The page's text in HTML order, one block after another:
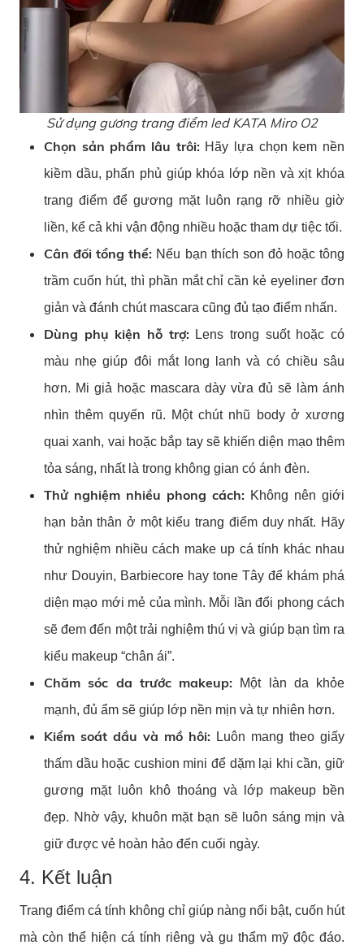
Sử dụng gương trang điểm led KATA Miro O2
Chọn sản phẩm lâu trôi:Hãy lựa chọn kem nền
kiềm dầu, phấn phủ giúp khóa lớp nền và xịt khóa
trang điểm để gương mặt luôn rạng rỡ nhiều giờ
liền, kể cả khi vận động nhiều hoặc tham dự tiệc tối.
Cân đối tổng thể: Nếu bạn thích son đỏ hoặc tông
trầm cuốn hút, thì phần mắt chỉ cần kẻ eyeliner đơn
giản và đánh chút mascara cũng đủ tạo điểm nhấn.
Dùng phụ kiện hỗ trợ:Lens trong suốt hoặc có
màu nhẹ giúp đôi mắt long lanh và có chiều sâu
hơn. Mi giả hoặc mascara dày vừa đủ sẽ làm ánh
nhìn thêm quyến rũ. Một chút nhũ body ở xương
quai xanh, vai hoặc bắp tay sẽ khiến diện mạo thêm
tỏa sáng, nhất là trong không gian có ánh đèn.
Thử nghiệm nhiều phong cách: Không nên giới
hạn bản thân ở một kiểu trang điểm duy nhất. Hãy
thử nghiệm nhiều cách make up cá tính khác nhau
như Douyin, Barbiecore hay tone Tây để khám phá
diện mạo mới mẻ của mình. Mỗi lần đổi phong cách
sẽ đem đến một trải nghiệm thú vị và giúp bạn tìm ra
kiểu makeup “chân ái”.
Chăm sóc da trước makeup: Một làn da khỏe
mạnh, đủ ẩm sẽ giúp lớp nền mịn và tự nhiên hơn.
Kiểm soát dầu và mồ hôi: Luôn mang theo giấy
thấm dầu hoặc cushion mini để dặm lại khi cần, giữ
gương mặt luôn khô thoáng và lớp makeup bền
đẹp. Nhờ vậy, khuôn mặt bạn sẽ luôn sáng mịn và
giữ được vẻ hoàn hảo đến cuối ngày.
4. Kết luận
Trang điểm cá tính không chỉ giúp nàng nổi bật, cuốn hút
mà còn thể hiện cá tính riêng và gu thẩm mỹ độc đáo.